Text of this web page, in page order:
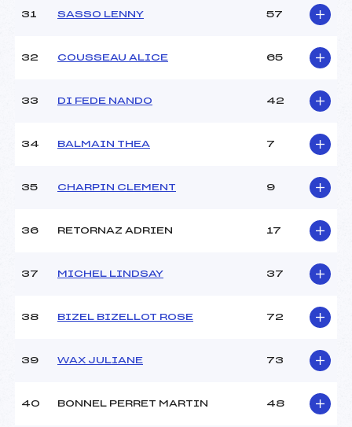
31 SASSO LENNY 57
32 COUSSEAU ALICE 65
33 DI FEDE NANDO 42
34 BALMAIN THEA 7
35 CHARPIN CLEMENT 9
36 RETORNAZ ADRIEN 17
37 MICHEL LINDSAY 37
38 BIZEL BIZELLOT ROSE 72
39 WAX JULIANE 73
40 BONNEL PERRET MARTIN 48